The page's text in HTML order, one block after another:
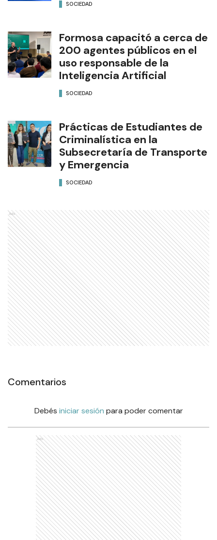
SOCIEDAD
Formosa capacitó a cerca de
200 agentes públicos en el
uso responsable de la
Inteligencia Artificial
SOCIEDAD
Prácticas de Estudiantes de
Criminalística en la
Subsecretaría de Transporte
y Emergencia
SOCIEDAD
Ads
Comentarios
Debés iniciar sesión para poder comentar
Ads